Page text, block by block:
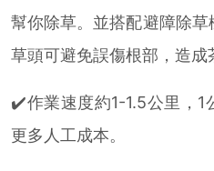
幫你除草。並搭配避障除
草頭可避免誤傷根部，造成
✔️作業速度約1-1.5公里，1
更多人工成本。